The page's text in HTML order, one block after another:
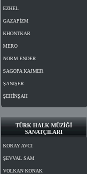
EZHEL
GAZAPİZM
KHONTKAR
MERO
NORM ENDER
SAGOPA KAJMER
ŞANIŞER
ŞEHİNŞAH
TÜRK HALK MÜZİĞİ
SANATÇILARI
KORAY AVCI
ŞEVVAL SAM
VOLKAN KONAK